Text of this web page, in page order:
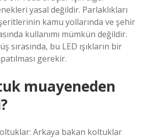
yasal değildir. Parlaklıkları
kamu yollarında ve şehir
kullanımı mümkün değildir.
sırasında, bu LED ışıkların bir
gerekir.
muayeneden
Arkaya bakan koltuklar